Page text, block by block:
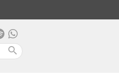
search